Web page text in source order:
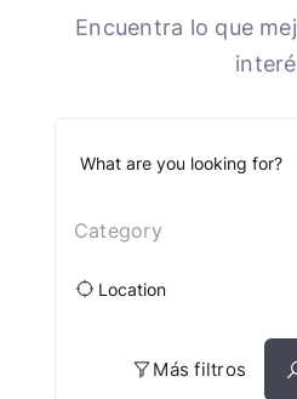
Encuentra lo que
Category
Más filtros